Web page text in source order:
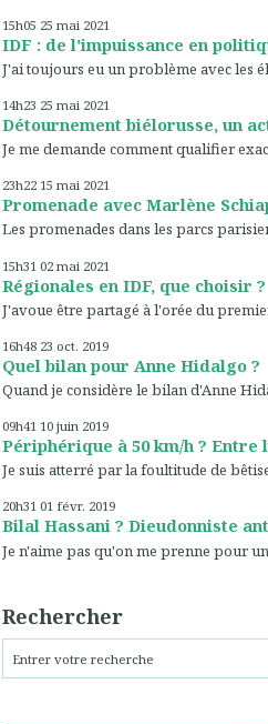
15h05 25 mai 2021
IDF : de l'impuissance en
J'ai toujours eu un problème avec les
14h23 25 mai 2021
Détournement biélorusse, un
Je me demande comment qualifier
23h22 15 mai 2021
Promenade avec Marlène
Les promenades dans les parcs
15h31 02 mai 2021
Régionales en IDF, que choisir ?
J'avoue être partagé à l'orée du
16h48 23 oct. 2019
Quel bilan pour Anne Hidalgo ?
Quand je considère le bilan d'Anne
09h41 10 juin 2019
Périphérique à 50 km/h ? Entre
Je suis atterré par la foultitude de
20h31 01 févr. 2019
Bilal Hassani ? Dieudonniste
Je n'aime pas qu'on me prenne pour
Rechercher